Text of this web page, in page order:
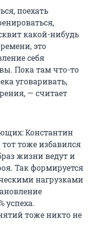
поехать
какой-нибудь
это
себя
Пока там что-то
уговаривать,
— считает
Константин
тот тоже избавился
жизни ведут и
Так формируется
нагрузками
успеха.
тоже никто не